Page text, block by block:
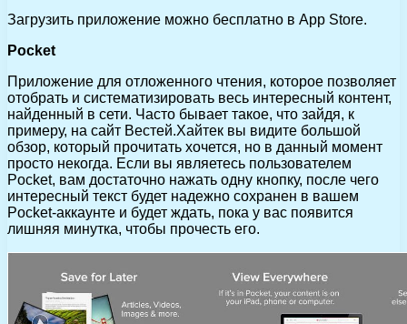
Загрузить приложение можно бесплатно в App Store.
Pocket
Приложение для отложенного чтения, которое позволяет
отобрать и систематизировать весь интересный контент,
найденный в сети. Часто бывает такое, что зайдя, к
примеру, на сайт Вестей.Хайтек вы видите большой
обзор, который прочитать хочется, но в данный момент
просто некогда. Если вы являетесь пользователем
Pocket, вам достаточно нажать одну кнопку, после чего
интересный текст будет надежно сохранен в вашем
Pocket-аккаунте и будет ждать, пока у вас появится
лишняя минутка, чтобы прочесть его.